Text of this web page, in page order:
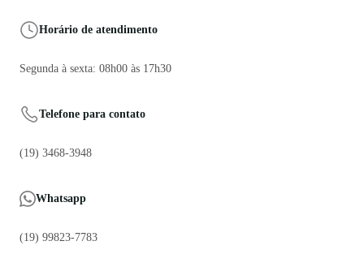
Horário de atendimento
Segunda à sexta: 08h00 às 17h30
Telefone para contato
(19) 3468-3948
Whatsapp
(19) 99823-7783